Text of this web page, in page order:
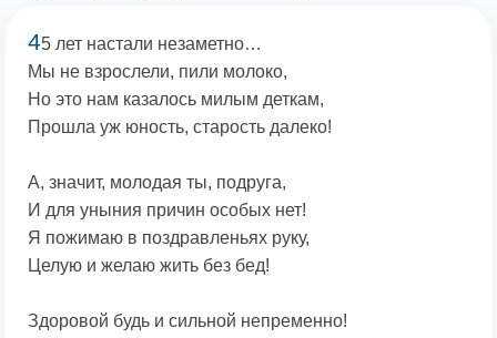
45 лет настали незаметно…
Мы не взрослели, пили молоко,
Но это нам казалось милым деткам,
Прошла уж юность, старость далеко!
А, значит, молодая ты, подруга,
И для уныния причин особых нет!
Я пожимаю в поздравленьях руку,
Целую и желаю жить без бед!
Здоровой будь и сильной непременно!